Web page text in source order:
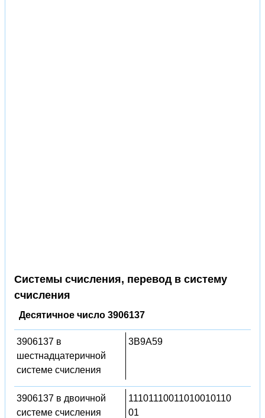
Системы счисления, перевод в систему
счисления
Десятичное число 3906137
3906137 в
шестнадцатеричной
системе счисления
3B9A59
3906137 в двоичной
системе счисления
11101110011010010110
01